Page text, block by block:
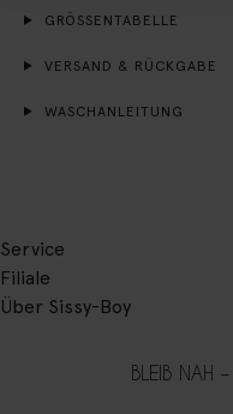
GRÖSSENTABELLE
VERSAND & RÜCKGABE
WASCHANLEITUNG
Service
Filiale
Über Sissy-Boy
BLEIB NAH